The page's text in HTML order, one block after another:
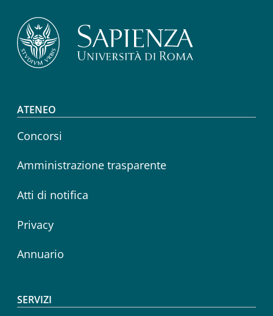
Footer menu
ATENEO
Concorsi
Amministrazione trasparente
Atti di notifica
Privacy
Annuario
SERVIZI